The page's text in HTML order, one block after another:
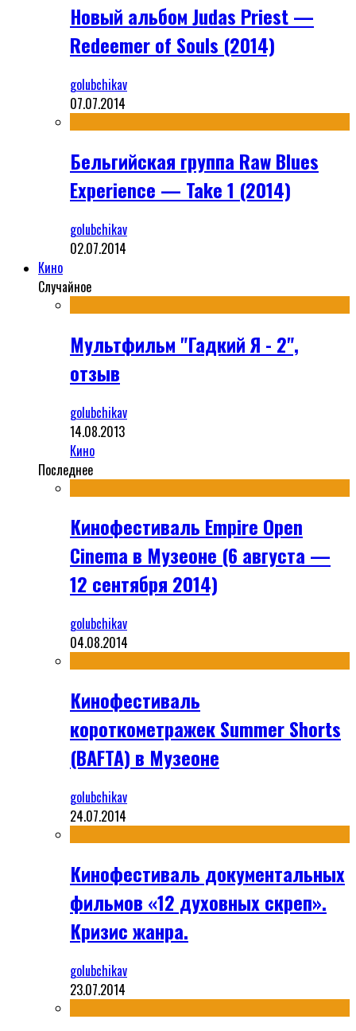
Новый альбом Judas Priest —
Redeemer of Souls (2014)
golubchikav
07.07.2014
Бельгийская группа Raw Blues
Experience — Take 1 (2014)
golubchikav
02.07.2014
Кино
Случайное
Мультфильм "Гадкий Я - 2",
отзыв
golubchikav
14.08.2013
Кино
Последнее
Кинофестиваль Empire Open
Cinema в Музеоне (6 августа —
12 сентября 2014)
golubchikav
04.08.2014
Кинофестиваль
короткометражек Summer Shorts
(BAFTA) в Музеоне
golubchikav
24.07.2014
Кинофестиваль документальных
фильмов «12 духовных скреп».
Кризис жанра.
golubchikav
23.07.2014